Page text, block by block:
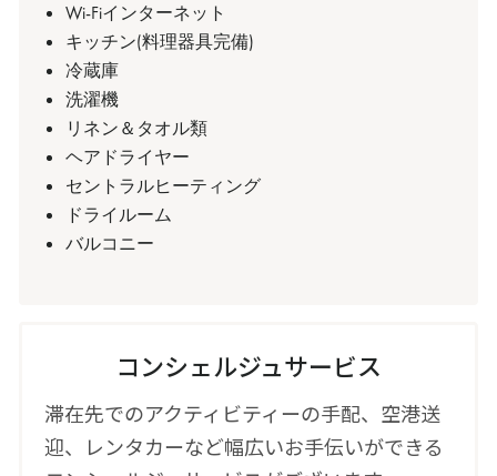
Wi-Fiインターネット
キッチン(料理器具完備)
冷蔵庫
洗濯機
リネン＆タオル類
ヘアドライヤー
セントラルヒーティング
ドライルーム
バルコニー
コンシェルジュサービス
滞在先でのアクティビティーの手配、空港送
迎、レンタカーなど幅広いお手伝いができる